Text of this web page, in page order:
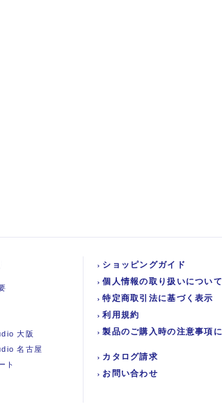
大阪
名古屋
ト
ショッピングガイド
個人情報の取り扱いについて
特定商取引法に基づく表示
利用規約
製品のご購入時の注意事項
カタログ請求
お問い合わせ